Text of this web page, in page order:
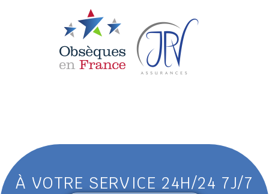
À VOTRE SERVICE 24H/24 7J/7